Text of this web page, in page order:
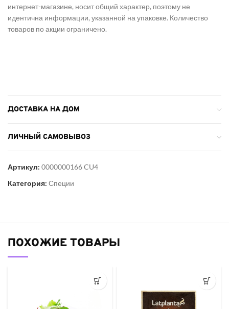
интернет-магазине, носит общий характер, поэтому не
идентична информации, указанной на упаковке. Количество
товаров по акции ограничено.
ДОСТАВКА НА ДОМ
ЛИЧНЫЙ САМОВЫВОЗ
Артикул: 0000000166 CU4
Категория: Специи
ПОХОЖИЕ ТОВАРЫ